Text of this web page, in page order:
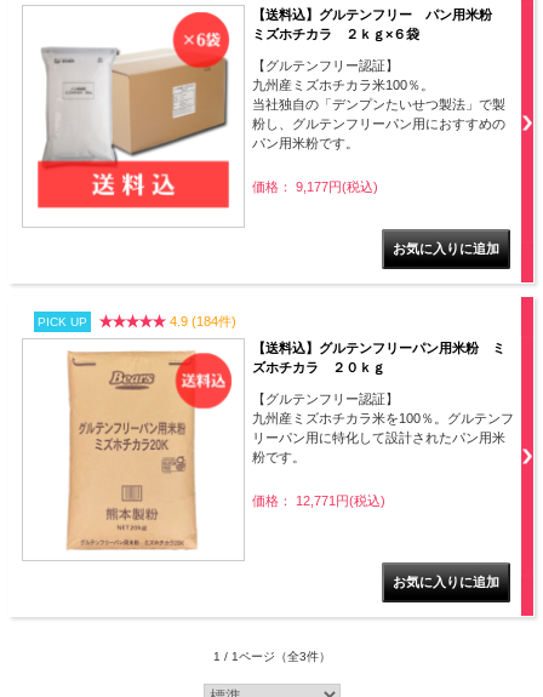
【送料込】グルテンフリー パン用米粉
ミズホチカラ ２ｋｇ×６袋
【グルテンフリー認証】
九州産ミズホチカラ米100％。
当社独自の「デンプンたいせつ製法」で製
粉し、グルテンフリーパン用におすすめの
パン用米粉です。
価格： 9,177円(税込)
PICK UP
4.9 (184件)
【送料込】グルテンフリーパン用米粉 ミ
ズホチカラ ２０ｋｇ
【グルテンフリー認証】
九州産ミズホチカラ米を100％。グルテンフ
リーパン用に特化して設計されたパン用米
粉です。
価格： 12,771円(税込)
1 / 1ページ （全3件）